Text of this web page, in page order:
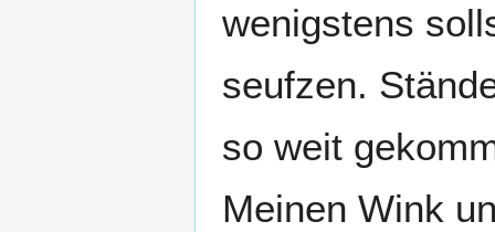
wenigstens
seufzen.
so weit
Meinen Wink